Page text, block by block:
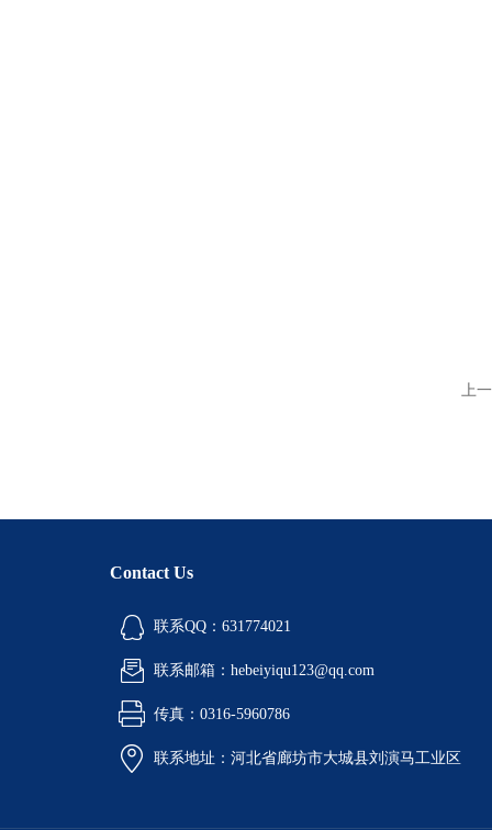
上
Contact Us
联系QQ：631774021
联系邮箱：hebeiyiqu123@qq.com
传真：0316-5960786
联系地址：河北省廊坊市大城县刘演马工业区